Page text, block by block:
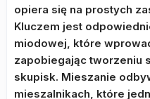
opiera się na prostych
Kluczem jest
miodowej, które
zapobiegając tworzeniu
skupisk. Mieszanie
mieszalnikach, które